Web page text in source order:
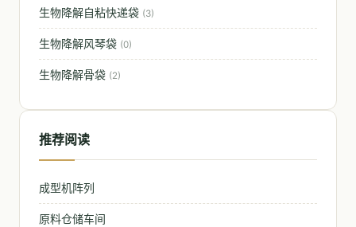
生物降解自粘快递袋 (3)
生物降解风琴袋 (0)
生物降解骨袋 (2)
推荐阅读
成型机阵列
原料仓储车间